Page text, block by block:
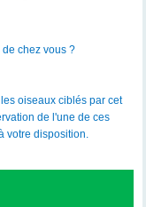
chez vous ?
les oiseaux ciblés par cet
de l'une de ces
votre disposition.